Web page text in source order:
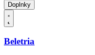
Doplnky
Beletria